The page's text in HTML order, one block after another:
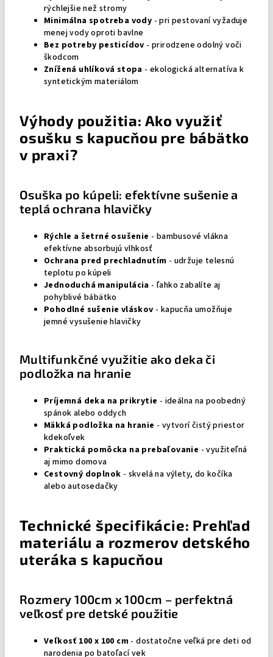
rýchlejšie než stromy
Minimálna spotreba vody - pri pestovaní vyžaduje
menej vody oproti bavlne
Bez potreby pesticídov - prirodzene odolný voči
škodcom
Znížená uhlíková stopa - ekologická alternatíva k
syntetickým materiálom
Výhody použitia: Ako využiť
osušku s kapucňou pre bábätko
v praxi?
Osuška po kúpeli: efektívne sušenie a
teplá ochrana hlavičky
Rýchle a šetrné osušenie - bambusové vlákna
efektívne absorbujú vlhkosť
Ochrana pred prechladnutím - udržuje telesnú
teplotu po kúpeli
Jednoduchá manipulácia - ľahko zabalíte aj
pohyblivé bábätko
Pohodlné sušenie vláskov - kapucňa umožňuje
jemné vysušenie hlavičky
Multifunkčné využitie ako deka či
podložka na hranie
Príjemná deka na prikrytie - ideálna na poobedný
spánok alebo oddych
Mäkká podložka na hranie - vytvorí čistý priestor
kdekoľvek
Praktická pomôcka na prebaľovanie - využiteľná
aj mimo domova
Cestovný doplnok - skvelá na výlety, do kočíka
alebo autosedačky
Technické špecifikácie: Prehľad
materiálu a rozmerov detského
uteráka s kapucňou
Rozmery 100cm x 100cm – perfektná
veľkosť pre detské použitie
Veľkosť 100 x 100 cm - dostatočne veľká pre deti od
narodenia po batoľací vek